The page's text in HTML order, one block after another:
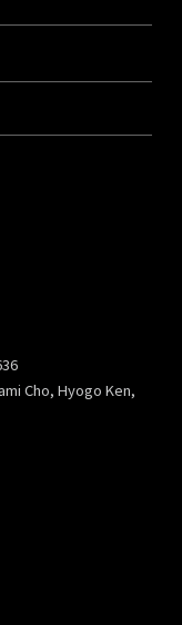
Cho, Hyogo Ken,